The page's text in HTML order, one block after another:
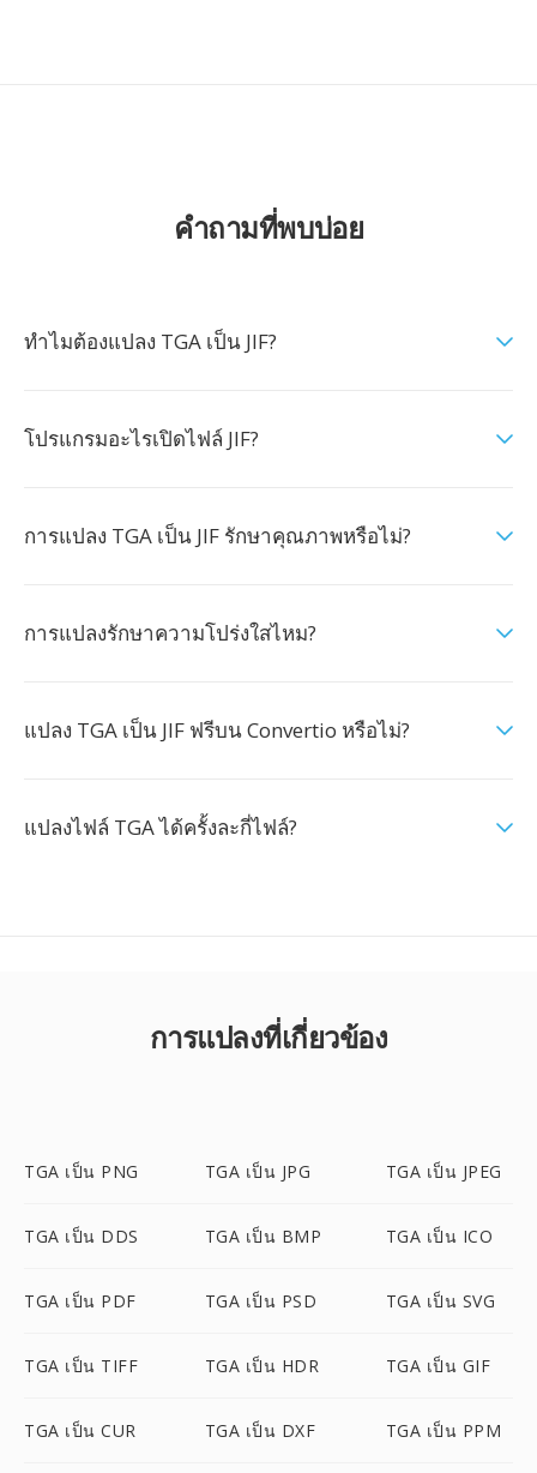
คำถามที่พบบ่อย
ทำไมต้องแปลง TGA เป็น JIF?
โปรแกรมอะไรเปิดไฟล์ JIF?
การแปลง TGA เป็น JIF รักษาคุณภาพหรือไม่?
การแปลงรักษาความโปร่งใสไหม?
แปลง TGA เป็น JIF ฟรีบน Convertio หรือไม่?
แปลงไฟล์ TGA ได้ครั้งละกี่ไฟล์?
การแปลงที่เกี่ยวข้อง
TGA เป็น PNG TGA เป็น JPG TGA เป็น JPEG
TGA เป็น DDS TGA เป็น BMP TGA เป็น ICO
TGA เป็น PDF TGA เป็น PSD TGA เป็น SVG
TGA เป็น TIFF TGA เป็น HDR TGA เป็น GIF
TGA เป็น CUR TGA เป็น DXF TGA เป็น PPM